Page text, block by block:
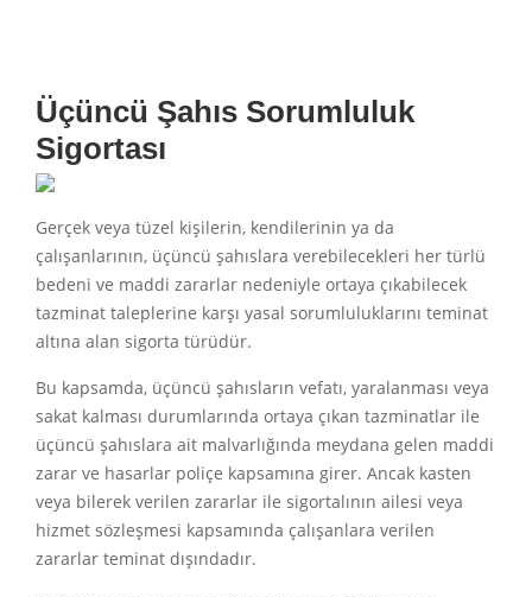
Üçüncü Şahıs Sorumluluk
Sigortası
Gerçek veya tüzel kişilerin, kendilerinin ya da
çalışanlarının, üçüncü şahıslara verebilecekleri her türlü
bedeni ve maddi zararlar nedeniyle ortaya çıkabilecek
tazminat taleplerine karşı yasal sorumluluklarını teminat
altına alan sigorta türüdür.
Bu kapsamda, üçüncü şahısların vefatı, yaralanması veya
sakat kalması durumlarında ortaya çıkan tazminatlar ile
üçüncü şahıslara ait malvarlığında meydana gelen maddi
zarar ve hasarlar poliçe kapsamına girer. Ancak kasten
veya bilerek verilen zararlar ile sigortalının ailesi veya
hizmet sözleşmesi kapsamında çalışanlara verilen
zararlar teminat dışındadır.